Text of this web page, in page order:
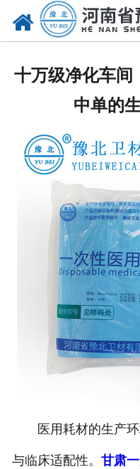
十万级净化车间
中单的
医用耗材的生产环
与临床适配性。 甘肃